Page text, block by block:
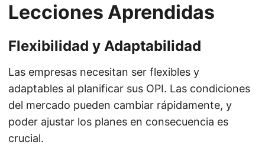
Lecciones Aprendidas
Flexibilidad y Adaptabilidad
Las empresas necesitan ser flexibles y
adaptables al planificar sus OPI. Las condiciones
del mercado pueden cambiar rápidamente, y
poder ajustar los planes en consecuencia es
crucial.